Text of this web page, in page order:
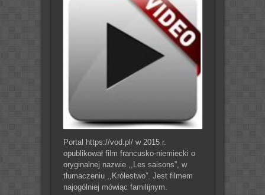
Portal https://vod.pl/ w 2015 r.
opublikował film francusko-niemiecki o
oryginalnej nazwie ,,Les saisons”, w
tłumaczeniu ,,Królestwo”. Jest filmem
najogólniej mówiąc familijnym.